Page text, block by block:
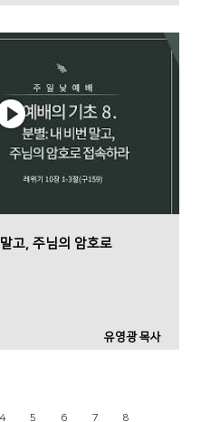
고, 주님의 암호로
유영광 목사
4 5 6 7 8